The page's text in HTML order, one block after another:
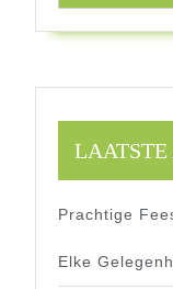
Prachtige
Elke